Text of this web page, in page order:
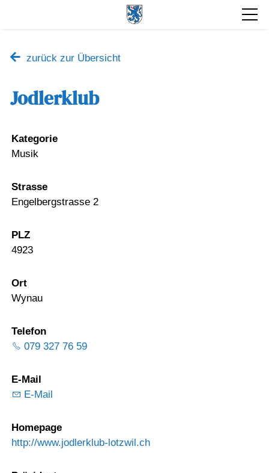
zurück zur Übersicht
Jodlerklub
Kategorie
Musik
Strasse
Engelbergstrasse 2
PLZ
4923
Ort
Wynau
Telefon
079 327 76 59
E-Mail
E-Mail
Homepage
http://www.jodlerklub-lotzwil.ch